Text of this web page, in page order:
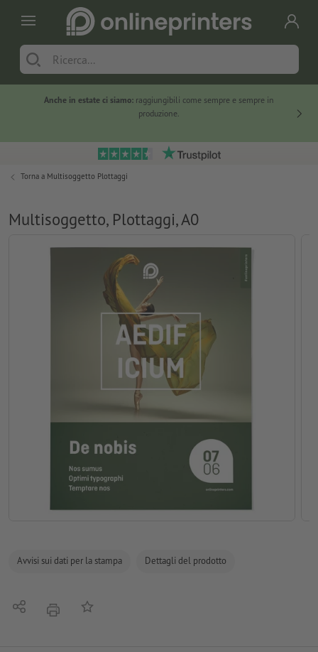
Anche in estate ci siamo: raggiungibili come sempre e sempre in
produzione.
Torna a Multisoggetto Plottaggi
Multisoggetto, Plottaggi, A0
Avvisi sui dati per la stampa Dettagli del prodotto
Condividistamparealla lista preferiti